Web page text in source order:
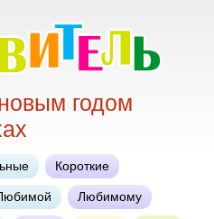
годом
Короткие
Любимому